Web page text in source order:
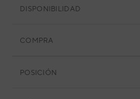
DISPONIBILIDAD
COMPRA
POSICIÓN